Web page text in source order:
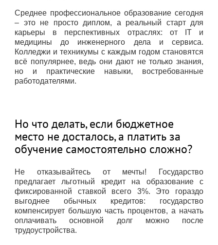
Среднее профессиональное образование сегодня
– это не просто диплом, а реальный старт для
карьеры в перспективных отраслях: от IT и
медицины до инженерного дела и сервиса.
Колледжи и техникумы с каждым годом становятся
всё популярнее, ведь они дают не только знания,
но и практические навыки, востребованные
работодателями.
Но что делать, если бюджетное
место не досталось, а платить за
обучение самостоятельно сложно?
Не отказывайтесь от мечты! Государство
предлагает льготный кредит на образование с
фиксированной ставкой всего 3%. Это гораздо
выгоднее обычных кредитов: государство
компенсирует большую часть процентов, а начать
оплачивать основной долг можно после
трудоустройства.